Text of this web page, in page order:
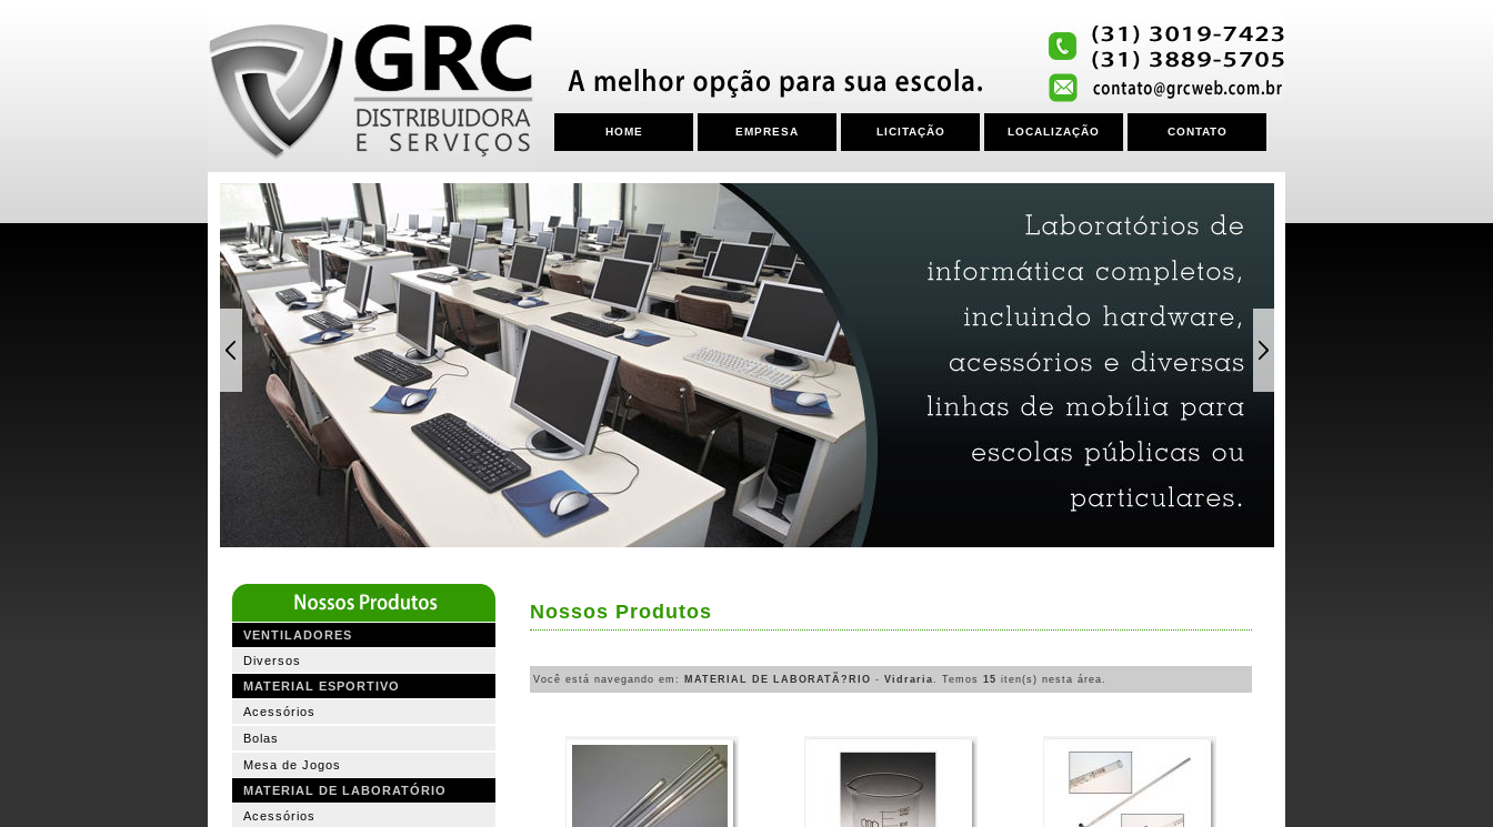
HOME EMPRESA LICITAÇÃO LOCALIZAÇÃO CONTATO
VENTILADORES
Diversos
MATERIAL ESPORTIVO
Acessórios
Bolas
Mesa de Jogos
MATERIAL DE LABORATÓRIO
Acessórios
Nossos Produtos
Você está navegando em: MATERIAL DE LABORATÃ?RIO - Vidraria. Temos 15 iten(s) nesta área.